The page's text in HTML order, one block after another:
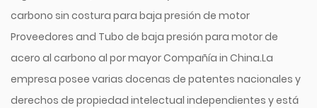
carbono sin costura para baja presión de motor
Proveedores and Tubo de baja presión para motor de
acero al carbono al por mayor Compañía in China.La
empresa posee varias docenas de patentes nacionales y
derechos de propiedad intelectual independientes y está